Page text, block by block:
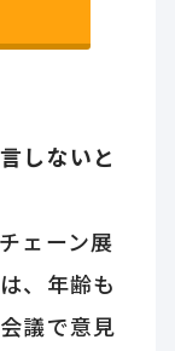
しないと
ェーン展
、年齢も
議で意見